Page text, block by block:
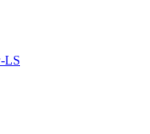
LS